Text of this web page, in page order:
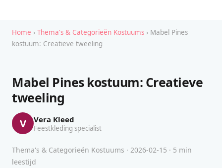
Home › Thema's & Categorieën Kostuums › Mabel Pines
kostuum: Creatieve tweeling
Mabel Pines kostuum: Creatieve
tweeling
V Vera Kleed
Feestkleding specialist
Thema's & Categorieën Kostuums · 2026-02-15 · 5 min
leestijd